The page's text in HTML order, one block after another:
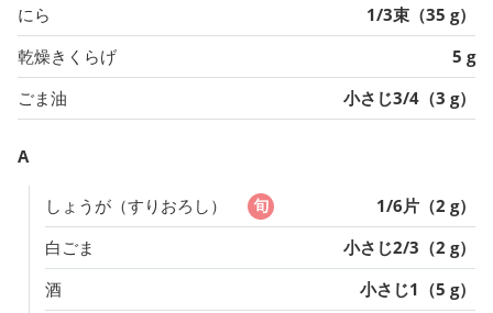
にら
1/3束（35 g）
乾燥きくらげ
5 g
ごま油
小さじ3/4（3 g）
A
しょうが（すりおろし）
1/6片（2 g）
白ごま
小さじ2/3（2 g）
酒
小さじ1（5 g）